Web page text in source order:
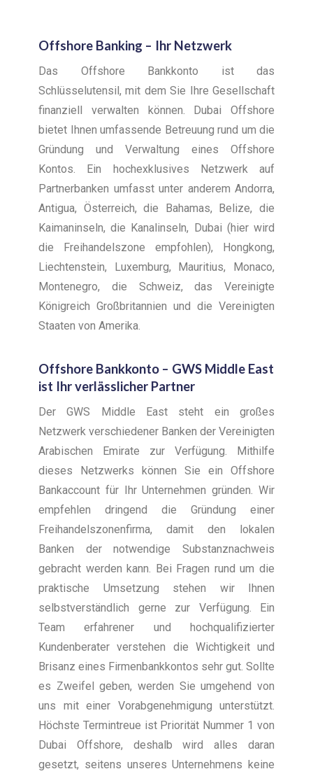
Offshore Banking – Ihr Netzwerk
Das Offshore Bankkonto ist das
Schlüsselutensil, mit dem Sie Ihre Gesellschaft
finanziell verwalten können. Dubai Offshore
bietet Ihnen umfassende Betreuung rund um die
Gründung und Verwaltung eines Offshore
Kontos. Ein hochexklusives Netzwerk auf
Partnerbanken umfasst unter anderem Andorra,
Antigua, Österreich, die Bahamas, Belize, die
Kaimaninseln, die Kanalinseln, Dubai (hier wird
die Freihandelszone empfohlen), Hongkong,
Liechtenstein, Luxemburg, Mauritius, Monaco,
Montenegro, die Schweiz, das Vereinigte
Königreich Großbritannien und die Vereinigten
Staaten von Amerika.
Offshore Bankkonto – GWS Middle East
ist Ihr verlässlicher Partner
Der GWS Middle East steht ein großes
Netzwerk verschiedener Banken der Vereinigten
Arabischen Emirate zur Verfügung. Mithilfe
dieses Netzwerks können Sie ein Offshore
Bankaccount für Ihr Unternehmen gründen. Wir
empfehlen dringend die Gründung einer
Freihandelszonenfirma, damit den lokalen
Banken der notwendige Substanznachweis
gebracht werden kann. Bei Fragen rund um die
praktische Umsetzung stehen wir Ihnen
selbstverständlich gerne zur Verfügung. Ein
Team erfahrener und hochqualifizierter
Kundenberater verstehen die Wichtigkeit und
Brisanz eines Firmenbankkontos sehr gut. Sollte
es Zweifel geben, werden Sie umgehend von
uns mit einer Vorabgenehmigung unterstützt.
Höchste Termintreue ist Priorität Nummer 1 von
Dubai Offshore, deshalb wird alles daran
gesetzt, seitens unseres Unternehmens keine